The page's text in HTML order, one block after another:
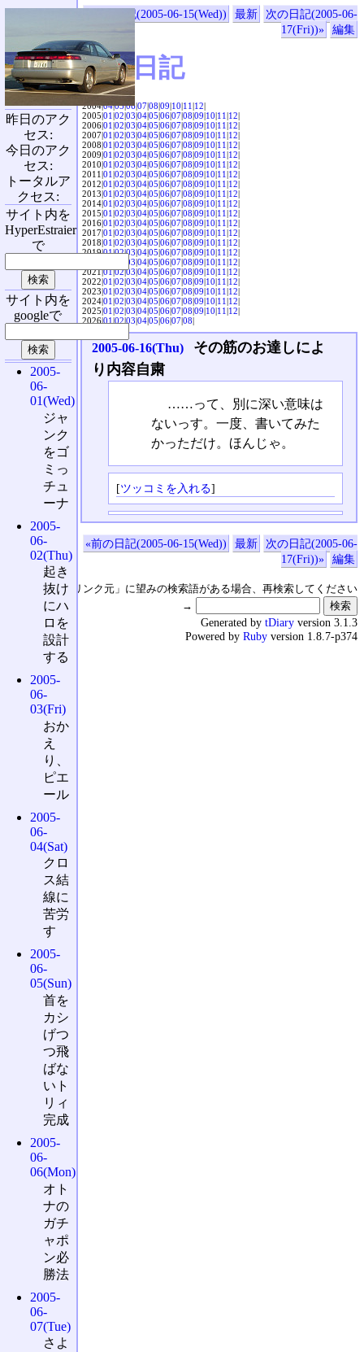
«前の日記(2005-06-15(Wed)) 最新
次の日記(2005-06-
17(Fri))»
編集
SVX日記
2004|04|05|06|07|08|09|10|11|12|
2005|01|02|03|04|05|06|07|08|09|10|11|12|
2006|01|02|03|04|05|06|07|08|09|10|11|12|
2007|01|02|03|04|05|06|07|08|09|10|11|12|
2008|01|02|03|04|05|06|07|08|09|10|11|12|
2009|01|02|03|04|05|06|07|08|09|10|11|12|
2010|01|02|03|04|05|06|07|08|09|10|11|12|
2011|01|02|03|04|05|06|07|08|09|10|11|12|
2012|01|02|03|04|05|06|07|08|09|10|11|12|
2013|01|02|03|04|05|06|07|08|09|10|11|12|
2014|01|02|03|04|05|06|07|08|09|10|11|12|
2015|01|02|03|04|05|06|07|08|09|10|11|12|
2016|01|02|03|04|05|06|07|08|09|10|11|12|
2017|01|02|03|04|05|06|07|08|09|10|11|12|
2018|01|02|03|04|05|06|07|08|09|10|11|12|
2019|01|02|03|04|05|06|07|08|09|10|11|12|
03|04|05|06|07|08|09|10|11|12|
2021|01|02|03|04|05|06|07|08|09|10|11|12|
2022|01|02|03|04|05|06|07|08|09|10|11|12|
2023|01|02|03|04|05|06|07|08|09|10|11|12|
2024|01|02|03|04|05|06|07|08|09|10|11|12|
2025|01|02|03|04|05|06|07|08|09|10|11|12|
2026|01|02|03|04|05|06|07|08|
2005-06-16(Thu)
その筋のお達しによ
り内容自粛
……って、別に深い意味は
ないっす。一度、書いてみた
かっただけ。ほんじゃ。
[ツッコミを入れる]
«前の日記(2005-06-15(Wed)) 最新
次の日記(2005-06-
17(Fri))»
編集
↑の「本日のリンク元」に望みの検索語がある場合、再検索してください
→
昨日のアク
セス:
今日のアク
セス:
トータルア
クセス:
サイト内を
HyperEstraier
で
サイト内を
googleで
2005-
06-
01(Wed)
ジャ
ンク
をゴ
ミっ
チュ
ーナ
2005-
06-
02(Thu)
起き
抜け
にハ
ロを
設計
する
2005-
06-
03(Fri)
おか
え
り、
ピエ
ール
2005-
06-
04(Sat)
クロ
ス結
線に
苦労
す
2005-
06-
05(Sun)
首を
カシ
げつ
つ飛
ばな
いト
リィ
完成
2005-
06-
06(Mon)
オト
ナの
ガチ
ャポ
ン必
勝法
2005-
06-
07(Tue)
さよ
Generated by tDiary version 3.1.3
Powered by Ruby version 1.8.7-p374